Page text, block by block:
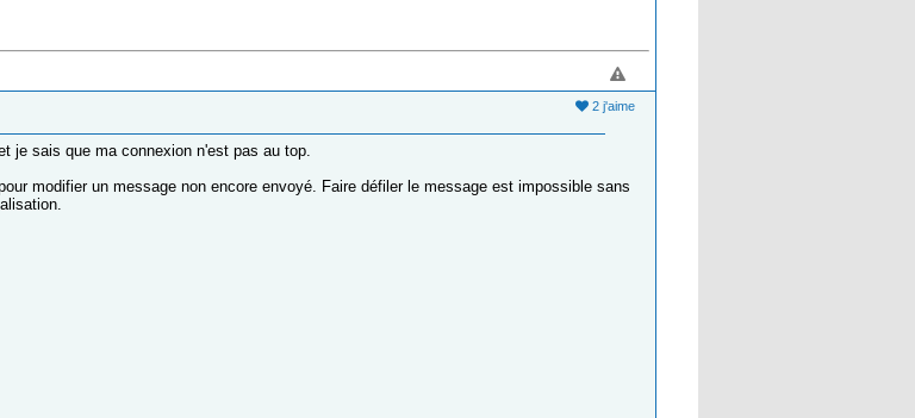
2 j'aime
je sais que ma connexion n'est pas au top.
modifier un message non encore envoyé. Faire défiler le message est impossible sans